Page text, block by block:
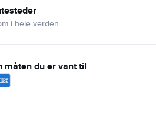
i hele verden
måten du er vant til